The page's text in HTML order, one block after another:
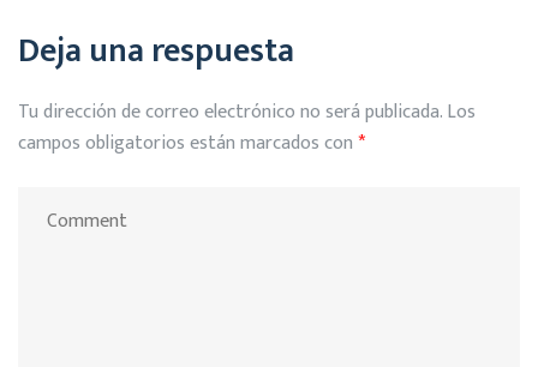
Deja una respuesta
Tu dirección de correo electrónico no será publicada.Los
campos obligatorios están marcados con*